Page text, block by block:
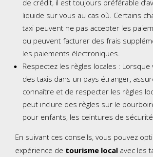
de crédit, il est toujours préférable
liquide sur vous au cas où. Certains
taxi peuvent ne pas accepter les
ou peuvent facturer des frais
les paiements électroniques.
Respectez les règles locales : Lorsque
des taxis dans un pays étranger,
connaître et de respecter les règles
peut inclure des règles sur le
pour enfants, les ceintures de
En suivant ces conseils, vous pouvez
expérience de tourisme local avec les